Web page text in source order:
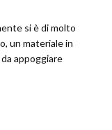
si è di molto
un materiale in
appoggiare